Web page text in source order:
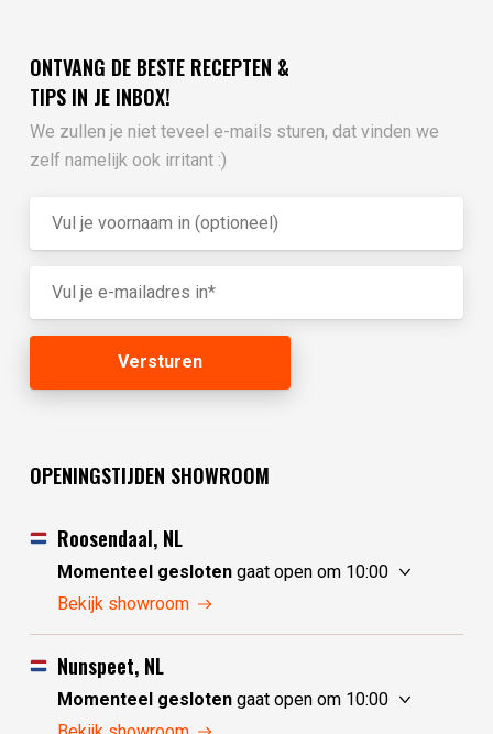
ONTVANG DE BESTE RECEPTEN &
TIPS IN JE INBOX!
We zullen je niet teveel e-mails sturen, dat vinden we
zelf namelijk ook irritant :)
OPENINGSTIJDEN SHOWROOM
Roosendaal, NL
Momenteel geslotengaat open om 10:00
donderdag
vrijdag
10:00 - 17:30
zaterdag
zondag
10:00 - 17:30
maandag
Bekijk showroom
Nunspeet, NL
Momenteel geslotengaat open om 10:00
donderdag